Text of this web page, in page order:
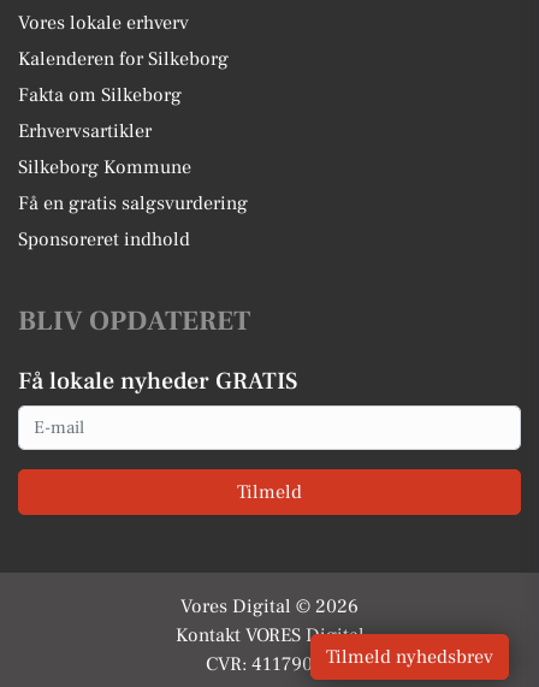
Vores lokale erhverv
Kalenderen for Silkeborg
Fakta om Silkeborg
Erhvervsartikler
Silkeborg Kommune
Få en gratis salgsvurdering
Sponsoreret indhold
BLIV OPDATERET
Få lokale nyheder GRATIS
Email
Tilmeld
Vores Digital © 2026
Kontakt VORES Digital
CVR: 41179082Tilmeld nyhedsbrev